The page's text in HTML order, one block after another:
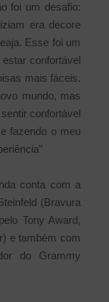
foi um desafio:
era decore
Esse foi um
confortável
mais fáceis.
mundo, mas
confortável
fazendo o meu
conta com a
(Bravura
Tony Award,
e também com
do Grammy